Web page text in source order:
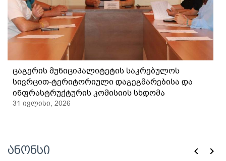
ცაგერის მუნიციპალიტეტის საკრებულოს
საფინანსო-საბიუჯეტო კომისიის სხდომა
31 ივლისი, 2026
ანონსი